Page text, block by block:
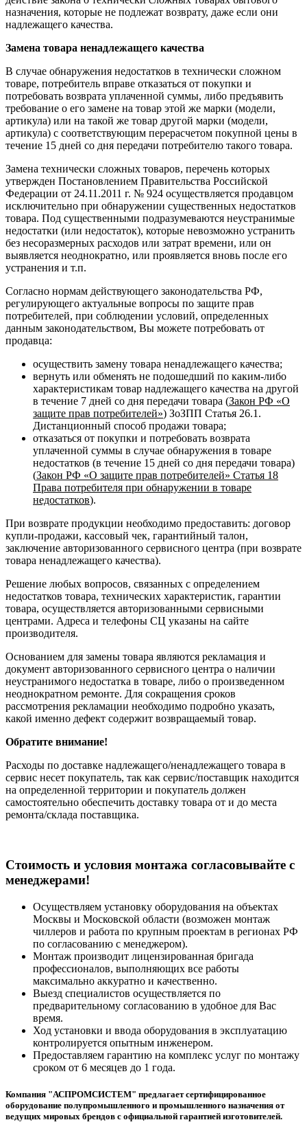
назначения, которые не подлежат возврату, даже если они
надлежащего качества.
Замена товара ненадлежащего качества
В случае обнаружения недостатков в технически сложном
товаре, потребитель вправе отказаться от покупки и
потребовать возврата уплаченной суммы, либо предъявить
требование о его замене на товар этой же марки (модели,
артикула) или на такой же товар другой марки (модели,
артикула) с соответствующим перерасчетом покупной цены в
течение 15 дней со дня передачи потребителю такого товара.
Замена технически сложных товаров, перечень которых
утвержден Постановлением Правительства Российской
Федерации от 24.11.2011 г. № 924 осуществляется продавцом
исключительно при обнаружении существенных недостатков
товара. Под существенными подразумеваются неустранимые
недостатки (или недостаток), которые невозможно устранить
без несоразмерных расходов или затрат времени, или он
выявляется неоднократно, или проявляется вновь после его
устранения и т.п.
Согласно нормам действующего законодательства РФ,
регулирующего актуальные вопросы по защите прав
потребителей, при соблюдении условий, определенных
данным законодательством, Вы можете потребовать от
продавца:
осуществить замену товара ненадлежащего качества;
вернуть или обменять не подошедший по каким-либо
характеристикам товар надлежащего качества на другой
в течение 7 дней со дня передачи товара (Закон РФ «О
защите прав потребителей») ЗоЗПП Статья 26.1.
Дистанционный способ продажи товара;
отказаться от покупки и потребовать возврата
уплаченной суммы в случае обнаружения в товаре
недостатков (в течение 15 дней со дня передачи товара)
(Закон РФ «О защите прав потребителей» Статья 18
Права потребителя при обнаружении в товаре
недостатков).
При возврате продукции необходимо предоставить: договор
купли-продажи, кассовый чек, гарантийный талон,
заключение авторизованного сервисного центра (при возврате
товара ненадлежащего качества).
Решение любых вопросов, связанных с определением
недостатков товара, технических характеристик, гарантии
товара, осуществляется авторизованными сервисными
центрами. Адреса и телефоны СЦ указаны на сайте
производителя.
Основанием для замены товара являются рекламация и
документ авторизованного сервисного центра о наличии
неустранимого недостатка в товаре, либо о произведенном
неоднократном ремонте. Для сокращения сроков
рассмотрения рекламации необходимо подробно указать,
какой именно дефект содержит возвращаемый товар.
Обратите внимание!
Расходы по доставке надлежащего/ненадлежащего товара в
сервис несет покупатель, так как сервис/поставщик находится
на определенной территории и покупатель должен
самостоятельно обеспечить доставку товара от и до места
ремонта/склада поставщика.
Cтоимость и условия монтажа согласовывайте с
менеджерами!
Осуществляем установку оборудования на объектах
Москвы и Московской области (возможен монтаж
чиллеров и работа по крупным проектам в регионах РФ
по согласованию с менеджером).
Монтаж производит лицензированная бригада
профессионалов, выполняющих все работы
максимально аккуратно и качественно.
Выезд специалистов осуществляется по
предварительному согласованию в удобное для Вас
время.
Ход установки и ввода оборудования в эксплуатацию
контролируется опытным инженером.
Предоставляем гарантию на комплекс услуг по монтажу
сроком от 6 месяцев до 1 года.
Компания "АСПРОМСИСТЕМ" предлагает сертифицированное
оборудование полупромышленного и промышленного назначения от
ведущих мировых брендов с официальной гарантией изготовителей.